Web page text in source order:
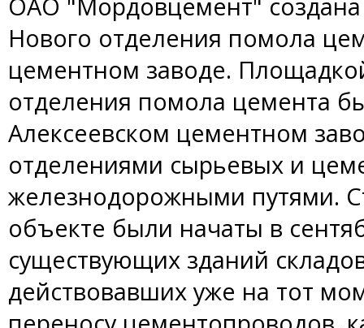
Нового отделения помола
цементном заводе.
отделения помола цемента
Алексеевском цементном
отделениями сырьевых и
железнодорожными путями.
объекте были начаты в
существующих зданий
действовавших уже на тот